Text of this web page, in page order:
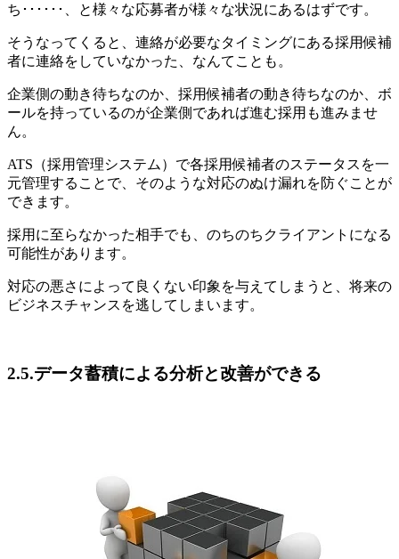
ち･･････、と様々な応募者が様々な状況にあるはずです。
そうなってくると、連絡が必要なタイミングにある採用候補
者に連絡をしていなかった、なんてことも。
企業側の動き待ちなのか、採用候補者の動き待ちなのか、ボ
ールを持っているのが企業側であれば進む採用も進みませ
ん。
ATS（採用管理システム）で各採用候補者のステータスを一
元管理することで、そのような対応のぬけ漏れを防ぐことが
できます。
採用に至らなかった相手でも、のちのちクライアントになる
可能性があります。
対応の悪さによって良くない印象を与えてしまうと、将来の
ビジネスチャンスを逃してしまいます。
2.5.データ蓄積による分析と改善ができる